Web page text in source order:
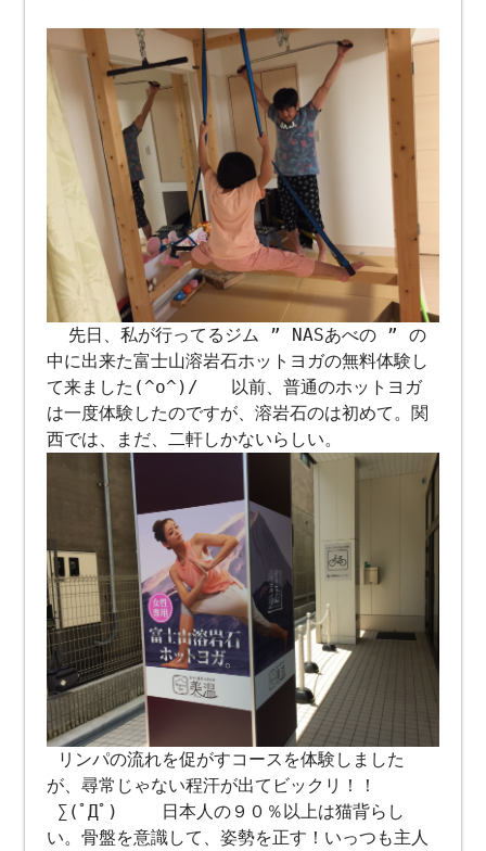
先日、私が行ってるジム ” NASあべの ” の
中に出来た富士山溶岩石ホットヨガの無料体験し
て来ました(^o^)/ 以前、普通のホットヨガ
は一度体験したのですが、溶岩石のは初めて。関
西では、まだ、二軒しかないらしい。
リンパの流れを促がすコースを体験しました
が、尋常じゃない程汗が出てビックリ！！
∑(ﾟДﾟ) 日本人の９０％以上は猫背らし
い。骨盤を意識して、姿勢を正す！いっつも主人